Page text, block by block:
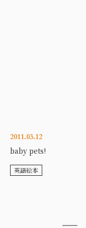
2011.03.12
baby pets!
英語絵本